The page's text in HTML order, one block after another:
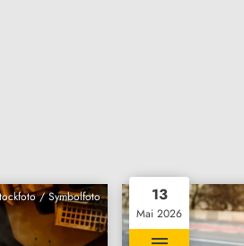
/ Symbolfoto 13
Mai 2026